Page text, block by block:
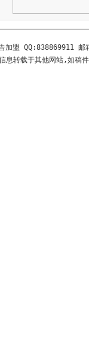
加盟 QQ:838869911 邮
息转载于其他网站,如稿